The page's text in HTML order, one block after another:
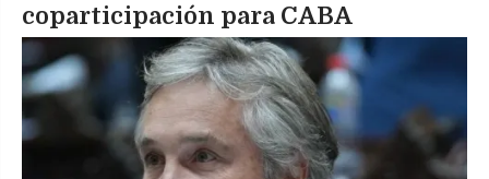
coparticipación para CABA